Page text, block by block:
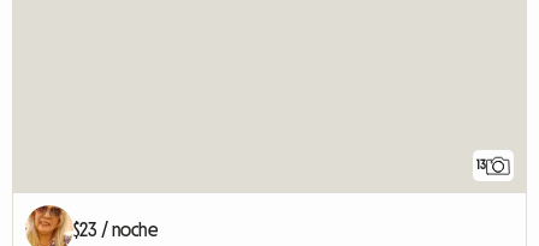
13
$23 / noche